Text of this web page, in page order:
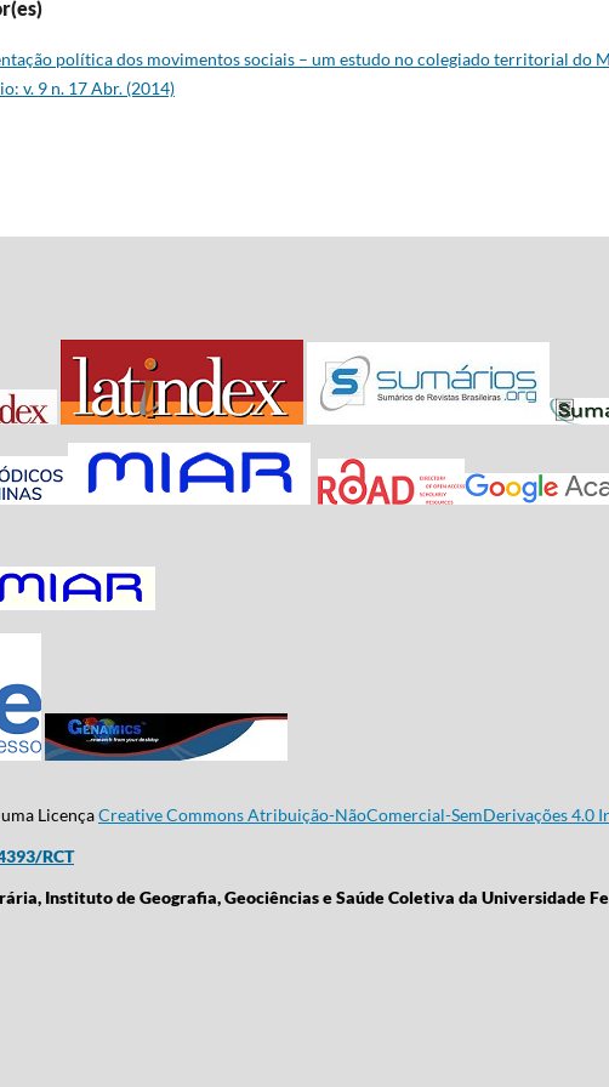
política dos movimentos sociais – um estudo no colegiado territorial do
v. 9 n. 17 Abr. (2014)
LicençaCreative Commons Atribuição-NãoComercial-SemDerivações 4.0
RCT
Instituto de Geografia, Geociências e Saúde Coletiva da Universidade